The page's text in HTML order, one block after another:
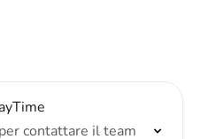
contattare il team